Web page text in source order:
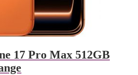
17 Pro Max 512GB